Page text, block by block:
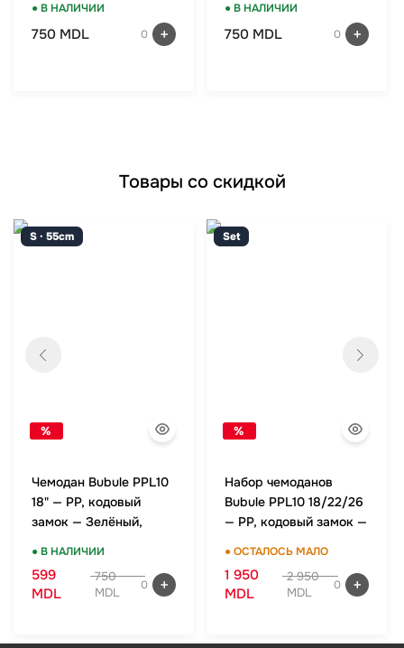
● В НАЛИЧИИ
750 MDL 0
● В НАЛИЧИИ
750 MDL 0
Товары со скидкой
S · 55cm
%
Чемодан Bubule PPL10
18" — PP, кодовый
замок — Зелёный,
● В НАЛИЧИИ
599
MDL
750
MDL
0
Set
%
Набор чемоданов
Bubule PPL10 18/22/26
— PP, кодовый замок —
● ОСТАЛОСЬ МАЛО
1 950
MDL
2 950
MDL
0